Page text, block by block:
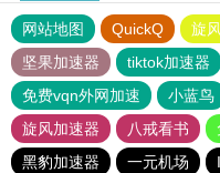
网站地图 QuickQ 旋
坚果加速器
tiktok加速器
免费vqn外网加速
小蓝鸟
旋风加速器
八戒看书
黑豹加速器
一元机场